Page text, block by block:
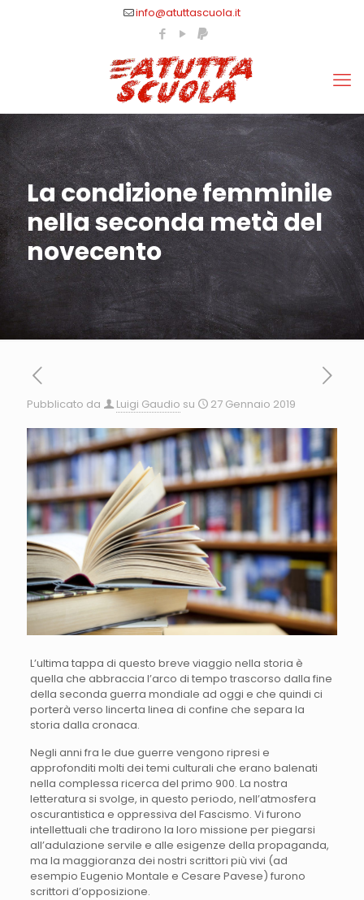
info@atuttascuola.it
La condizione femminile
nella seconda metà del
novecento
Pubblicato da Luigi Gaudio su 27 Gennaio 2019
L’ultima tappa di questo breve viaggio nella storia è
quella che abbraccia l’arco di tempo trascorso dalla fine
della seconda guerra mondiale ad oggi e che quindi ci
porterà verso lincerta linea di confine che separa la
storia dalla cronaca.
Negli anni fra le due guerre vengono ripresi e
approfonditi molti dei temi culturali che erano balenati
nella complessa ricerca del primo 900. La nostra
letteratura si svolge, in questo periodo, nell’atmosfera
oscurantistica e oppressiva del Fascismo. Vi furono
intellettuali che tradirono la loro missione per piegarsi
all’adulazione servile e alle esigenze della propaganda,
ma la maggioranza dei nostri scrittori più vivi (ad
esempio Eugenio Montale e Cesare Pavese) furono
scrittori d’opposizione.